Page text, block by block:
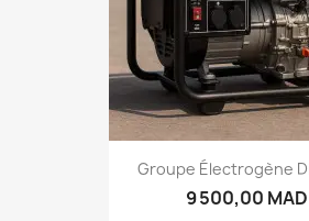
Groupe Électrogène
9 500,00 MAD